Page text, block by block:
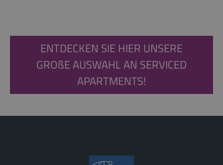
ENTDECKEN SIE HIER UNSERE
GROßE AUSWAHL AN SERVICED
APARTMENTS!